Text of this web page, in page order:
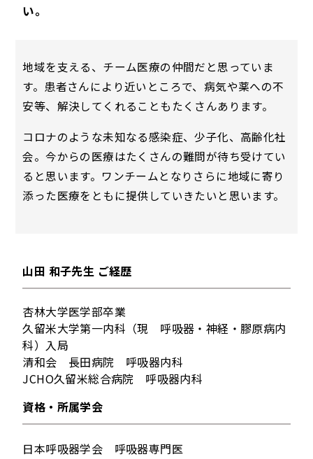
い。
地域を支える、チーム医療の仲間だと思っていま
す。患者さんにより近いところで、病気や薬への不
安等、解決してくれることもたくさんあります。
コロナのような未知なる感染症、少子化、高齢化社
会。今からの医療はたくさんの難問が待ち受けてい
ると思います。ワンチームとなりさらに地域に寄り
添った医療をともに提供していきたいと思います。
山田 和子先生 ご経歴
杏林大学医学部卒業
久留米大学第一内科（現 呼吸器・神経・膠原病内
科）入局
清和会 長田病院 呼吸器内科
JCHO久留米総合病院 呼吸器内科
資格・所属学会
日本呼吸器学会 呼吸器専門医